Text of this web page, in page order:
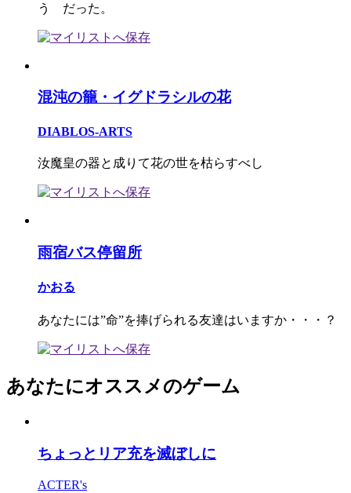
う だった。
混沌の籠・イグドラシルの花
DIABLOS-ARTS
汝魔皇の器と成りて花の世を枯らすべし
雨宿バス停留所
かおる
あなたには”命”を捧げられる友達はいますか・・・？
あなたにオススメのゲーム
ちょっとリア充を滅ぼしに
ACTER's